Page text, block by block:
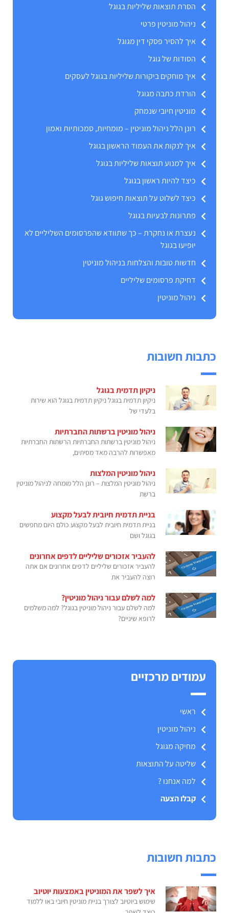
הסרת תוצאות שליליות בגוגל
ניהול מוניטין פרטי
איך להסיר פסקי דין מגוגל
הסודות של גוגל
איך מוחקים ביקורות שליליות בגוגל לעסקים
הורדת כתבה מגוגל
מוניטין חיובי שנמחק
רונן הלל ניהול מוניטין – מומחיות, סמכותיות ואמון
איך לנקות את העמוד הראשון בגוגל
איך למנוע תוצאות שליליות בגוגל
כיצד להיות ראשון בגוגל
כיצד לשלוט על תוצאות חיפוש גוגל
פתרונות לבעיות בגוגל
נעצרת או נחקרת – כך שתוודא שהפרסומים השליליים לא
יופיעו בגוגל
חדשות טובות והצלחות בניהול מוניטין
דחיקת פרסומים שליליים
ניהול מוניטין
כתבות חשובות
ניקיון תדמית בגוגל
ניקיון תדמית בגוגל ניקיון תדמית בגוגל הוא שירות
בלעדי של
ניהול מוניטין ברשתות החברתיות
ניהול מוניטין ברשתות החברתיות הרשתות החברתיות
מאפשרות להרבה מאד מסיתים,
ניהול מוניטין המלצות
ניהול מוניטין המלצות – רונן הלל מומחה לניהול מוניטין
ברשת
בניית תדמית חיובית לבעל מקצוע
בניית תדמית חיובית לבעל מקצוע כולם היום מחפשים
בגוגל ושם
להעביר אזכורים שליליים לדפים אחרונים
להעביר אזכורים שליליים לדפים אחרונים אם אתה
רוצה להעביר את
למה לשלם עבור ניהול מוניטין?
למה לשלם עבור ניהול מוניטין בגוגל? למה משלמים
לרופא שיניים?
עמודים מרכזיים
ראשי
ניהול מוניטין
מחיקה מגוגל
שליטה על התוצאות
למה אנחנו ?
קבלו הצעה
כתבות חשובות
איך לשפר את המוניטין באמצעות יוטיוב
שימוש ביוטיוב לצורך בניית מוניטין חיובי באו ללמוד